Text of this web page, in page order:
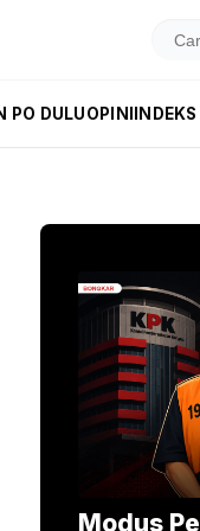
PO DULUOPINI INDEKS
Modus